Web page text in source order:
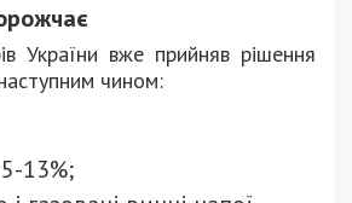
України вже прийняв рішення
чином:
13%;